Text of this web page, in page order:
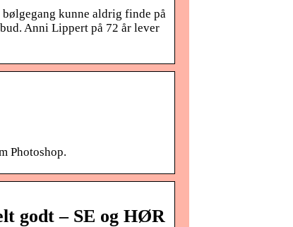
kunne aldrig finde på
Anni Lippert på 72 år lever
Photoshop.
godt – SE og HØR